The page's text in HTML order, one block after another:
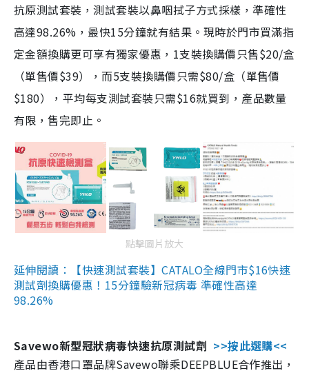
抗原測試套裝，測試套裝以鼻咽拭子方式採樣，準確性
高達98.26%，最快15分鐘就有結果。現時於門市買滿指
定金額換購更可享有獨家優惠，1支裝換購價只售$20/盒
（單售價$39），而5支裝換購價只需$80/盒（單售價
$180），平均每支測試套裝只需$16就買到，產品數量
有限，售完即止。
點擊圖片放大
延伸閱讀：【快速測試套裝】CATALO全線門市$16快速
測試劑換購優惠！15分鐘驗新冠病毒 準確性高達
98.26%
Savewo新型冠狀病毒快速抗原測試劑 >>按此選購<<
產品由香港口罩品牌Savewo聯乘DEEPBLUE合作推出，